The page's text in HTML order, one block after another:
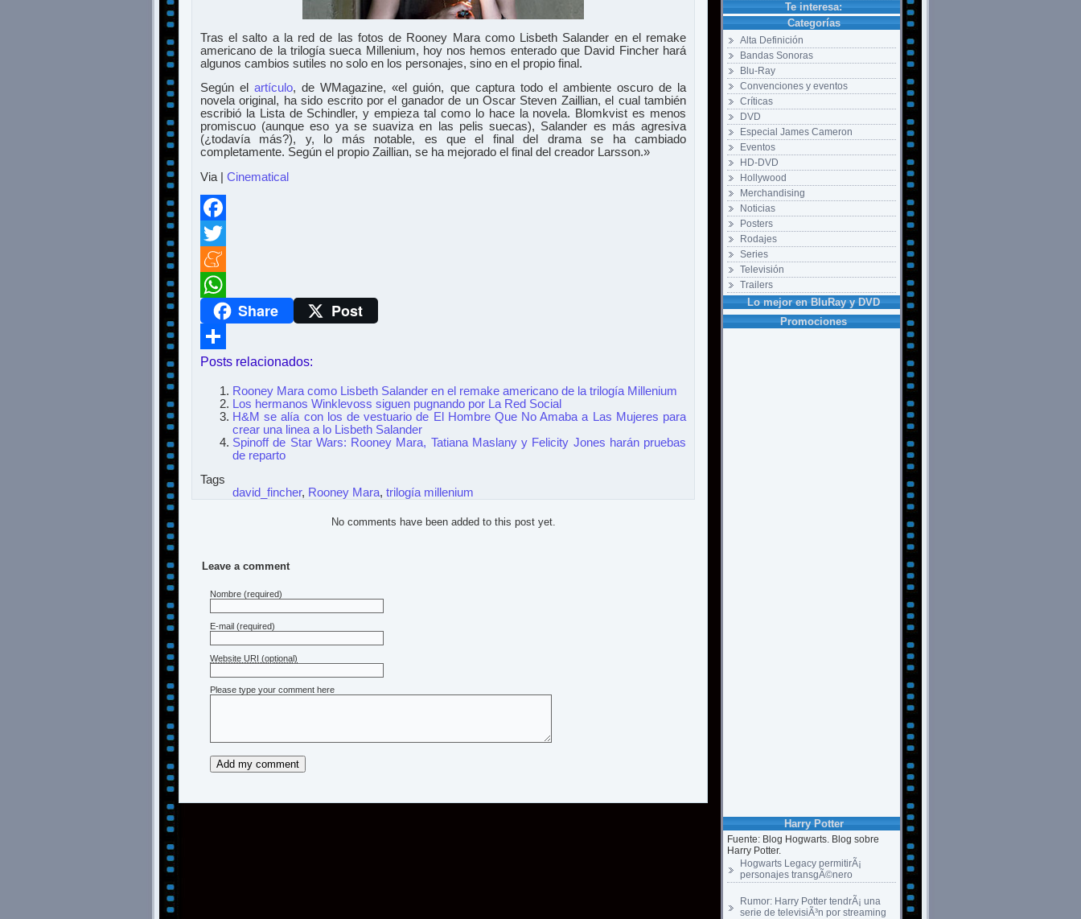
Te interesa:
Categorías
Alta Definición
Bandas Sonoras
Blu-Ray
Convenciones y eventos
Críticas
DVD
Especial James Cameron
Eventos
HD-DVD
Hollywood
Merchandising
Noticias
Posters
Rodajes
Series
Televisión
Trailers
Lo mejor en BluRay y DVD
Promociones
Harry Potter
Fuente: Blog Hogwarts. Blog sobre
Harry Potter.
Hogwarts Legacy permitirÃ¡
personajes transgÃ©nero
Rumor: Harry Potter tendrÃ¡ una
serie de televisiÃ³n por streaming
Tras el salto a la red de las fotos de Rooney Mara como Lisbeth Salander en el remake
americano de la trilogía sueca Millenium, hoy nos hemos enterado que David Fincher hará
algunos cambios sutiles no solo en los personajes, sino en el propio final.
Según elartículo, de WMagazine, «el guión, que captura todo el ambiente oscuro de la
novela original, ha sido escrito por el ganador de un Oscar Steven Zaillian, el cual también
escribió la Lista de Schindler, y empieza tal como lo hace la novela. Blomkvist es menos
promiscuo (aunque eso ya se suaviza en las pelis suecas), Salander es más agresiva
(¿todavía más?), y, lo más notable, es que el final del drama se ha cambiado
completamente. Según el propio Zaillian, se ha mejorado el final del creador Larsson.»
Via | Cinematical
Facebook
Twitter
Meneame
WhatsAppShare Post
Compartir
Posts relacionados:
Rooney Mara como Lisbeth Salander en el remake americano de la trilogía Millenium
Los hermanos Winklevoss siguen pugnando por La Red Social
H&M se alía con los de vestuario de El Hombre Que No Amaba a Las Mujeres para
crear una linea a lo Lisbeth Salander
Spinoff de Star Wars: Rooney Mara, Tatiana Maslany y Felicity Jones harán pruebas
de reparto
Tags
david_fincher, Rooney Mara, trilogía millenium
No comments have been added to this post yet.
Leave a comment
Nombre (required)
E-mail (required)
Website URI (optional)
Please type your comment here